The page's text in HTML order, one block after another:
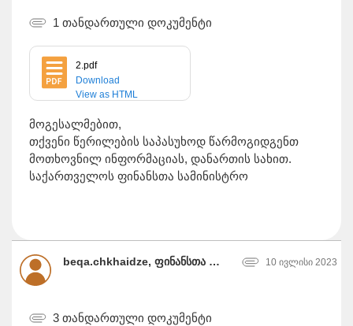
1 თანდართული დოკუმენტი
2.pdf
Download
View as HTML
მოგესალმებით,
თქვენი წერილების საპასუხოდ წარმოგიდგენთ
მოთხოვნილ ინფორმაციას, დანართის სახით.
საქართველოს ფინანსთა სამინისტრო
beqa.chkhaidze, ფინანსთა სამინისტრო 10 ივლისი 2023
3 თანდართული დოკუმენტი